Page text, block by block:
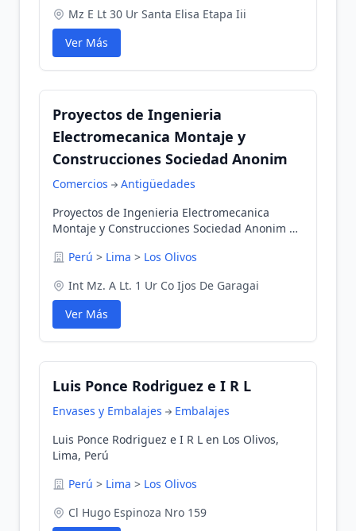
Mz E Lt 30 Ur Santa Elisa Etapa Iii
Ver Más
Proyectos de Ingenieria
Electromecanica Montaje y
Construcciones Sociedad Anonim
Comercios
Antigüedades
Proyectos de Ingenieria Electromecanica
Montaje y Construcciones Sociedad Anonim en
Perú > Lima > Los Olivos
Int Mz. A Lt. 1 Ur Co Ijos De Garagai
Ver Más
Luis Ponce Rodriguez e I R L
Envases y Embalajes
Embalajes
Luis Ponce Rodriguez e I R L en Los Olivos,
Lima, Perú
Perú > Lima > Los Olivos
Cl Hugo Espinoza Nro 159